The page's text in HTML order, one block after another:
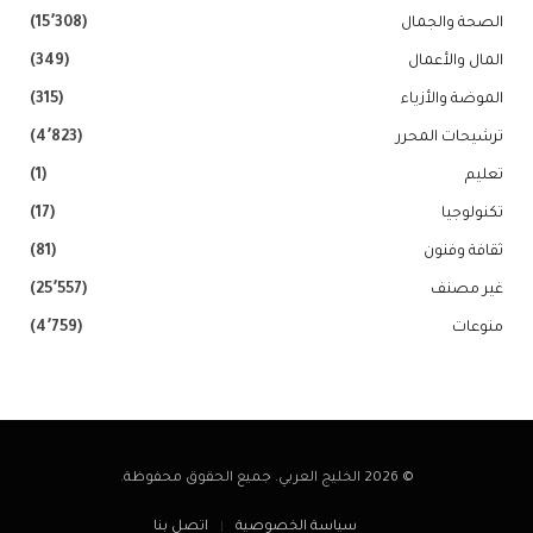
الصحة والجمال (15٬308)
المال والأعمال (349)
الموضة والأزياء (315)
ترشيحات المحرر (4٬823)
تعليم (1)
تكنولوجيا (17)
ثقافة وفنون (81)
غير مصنف (25٬557)
منوعات (4٬759)
© 2026 الخليج العربي. جميع الحقوق محفوظة.
سياسة الخصوصية اتصل بنا